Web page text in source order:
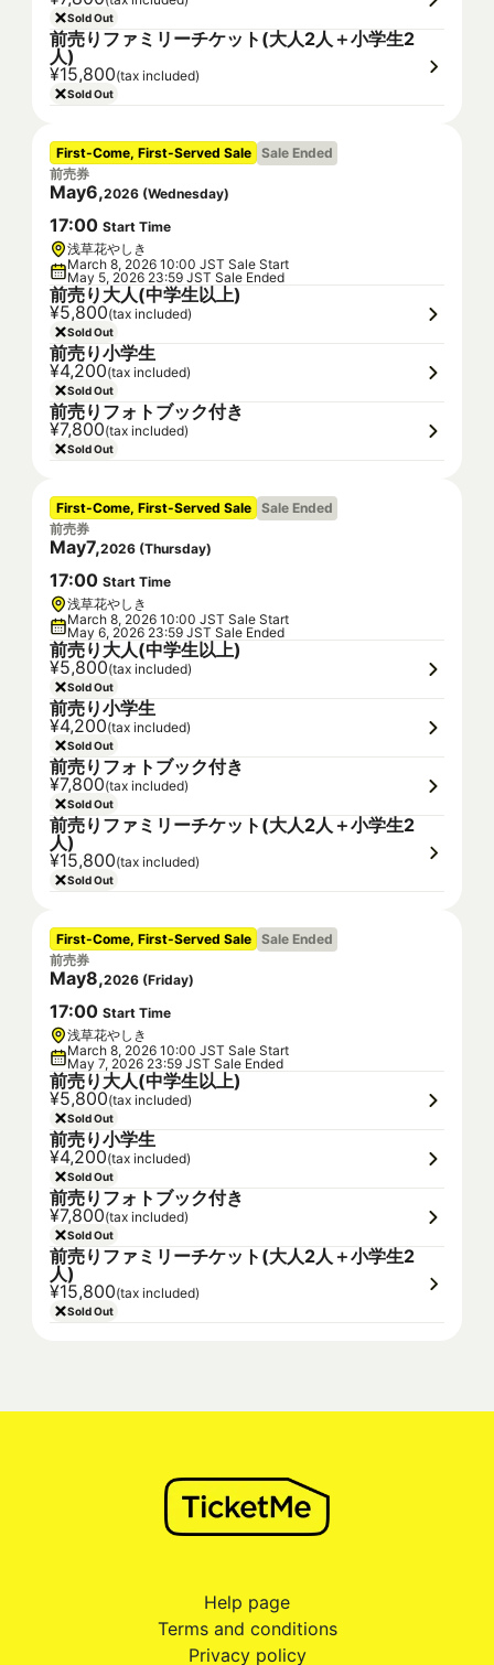
Sold Out
前売りファミリーチケット(大人2人＋小学生2
人)
¥15,800(tax included)
Sold Out
First-Come, First-Served Sale Sale Ended
前売券
May6,2026 (Wednesday)
17:00 Start Time
浅草花やしき
March 8, 2026 10:00 JST Sale Start
May 5, 2026 23:59 JST Sale Ended
前売り大人(中学生以上)
¥5,800(tax included)
Sold Out
前売り小学生
¥4,200(tax included)
Sold Out
前売りフォトブック付き
¥7,800(tax included)
Sold Out
First-Come, First-Served Sale Sale Ended
前売券
May7,2026 (Thursday)
17:00 Start Time
浅草花やしき
March 8, 2026 10:00 JST Sale Start
May 6, 2026 23:59 JST Sale Ended
前売り大人(中学生以上)
¥5,800(tax included)
Sold Out
前売り小学生
¥4,200(tax included)
Sold Out
前売りフォトブック付き
¥7,800(tax included)
Sold Out
前売りファミリーチケット(大人2人＋小学生2
人)
¥15,800(tax included)
Sold Out
First-Come, First-Served Sale Sale Ended
前売券
May8,2026 (Friday)
17:00 Start Time
浅草花やしき
March 8, 2026 10:00 JST Sale Start
May 7, 2026 23:59 JST Sale Ended
前売り大人(中学生以上)
¥5,800(tax included)
Sold Out
前売り小学生
¥4,200(tax included)
Sold Out
前売りフォトブック付き
¥7,800(tax included)
Sold Out
前売りファミリーチケット(大人2人＋小学生2
人)
¥15,800(tax included)
Sold Out
Help page
Terms and conditions
Privacy policy